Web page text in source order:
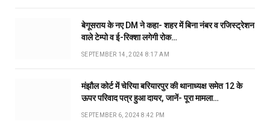
बेगूसराय के नए DM ने कहा- शहर में बिना नंबर व रजिस्ट्रेशन
वाले टेम्पो व ई-रिक्शा लगेगी रोक…
SEPTEMBER 14, 2024 8:17 AM
मंझौल कोर्ट में चेरिया बरियारपुर की थानाध्यक्ष समेत 12 के
ऊपर परिवाद पत्र हुआ दायर, जानें- पूरा मामला…
SEPTEMBER 6, 2024 8:42 PM